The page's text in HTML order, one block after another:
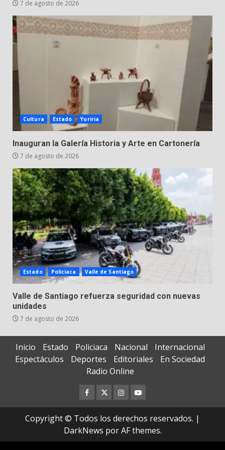
DEFENSA NACIONAL
5 de agosto de 2026
7 de agosto de 2026
Cultura Estado Yuriria
Inauguran la Galería Historia y Arte en Cartonería
7 de agosto de 2026
Estado Policiaca Valle de Santiago
Valle de Santiago refuerza seguridad con nuevas
unidades
7 de agosto de 2026
Inicio Estado Policiaca Nacional
Internacional
Espectáculos
Deportes Editoriales
En Sociedad
Radio Online
Facebook
TwitterInstagram
Youtube
Copyright © Todos los derechos reservados. |
DarkNews por AF themes.